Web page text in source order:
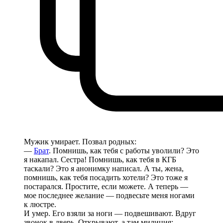
Мужик умирает. Позвал родных:
— Брат. Помнишь, как тебя с работы уволили? Это
я накапал. Сестра! Помнишь, как тебя в КГБ
таскали? Это я анонимку написал. А ты, жена,
помнишь, как тебя посадить хотели? Это тоже я
постарался. Простите, если можете. А теперь —
мое последнее желание — подвесьте меня ногами
к люстре.
И умер. Его взяли за ноги — подвешивают. Вдруг